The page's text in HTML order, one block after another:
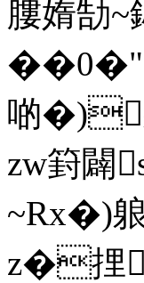
膢媠勂
��0�"
啲�)
zw篈闢
~Rx�)躴
z�捚